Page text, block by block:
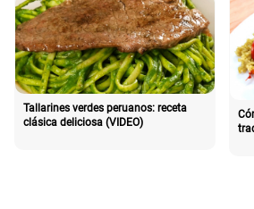
Tallarines verdes peruanos: receta
clásica deliciosa (VIDEO)